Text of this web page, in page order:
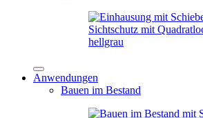
Anwendungen
Bauen im Bestand